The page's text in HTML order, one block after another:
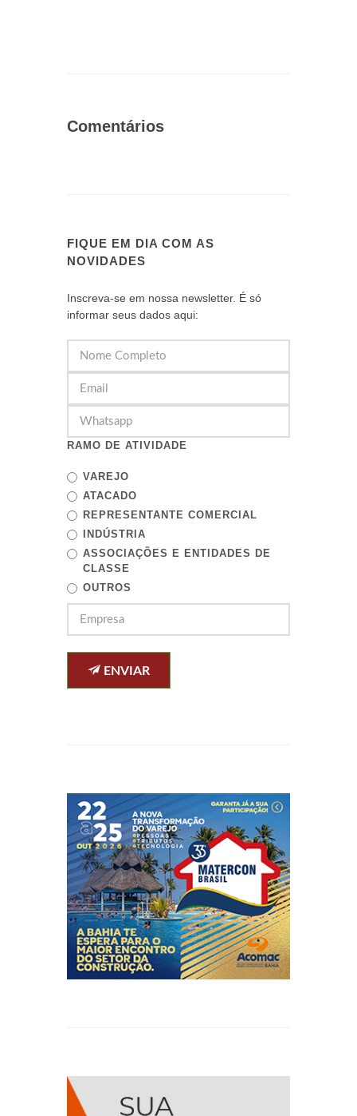
Comentários
FIQUE EM DIA COM AS
NOVIDADES
Inscreva-se em nossa newsletter. É só
informar seus dados aqui:
RAMO DE ATIVIDADE
VAREJO
ATACADO
REPRESENTANTE COMERCIAL
INDÚSTRIA
ASSOCIAÇÕES E ENTIDADES DE
CLASSE
OUTROS
ENVIAR